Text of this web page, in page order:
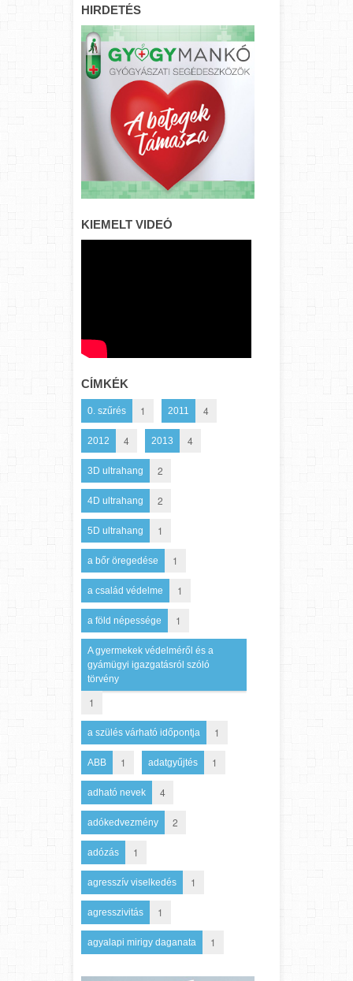
HIRDETÉS
KIEMELT VIDEÓ
CÍMKÉK
0. szűrés 1 2011 4
2012 4 2013 4
3D ultrahang 2
4D ultrahang 2
5D ultrahang 1
a bőr öregedése 1
a család védelme 1
a föld népessége 1
A gyermekek védelméről és a
gyámügyi igazgatásról szóló
törvény
1
a szülés várható időpontja 1
ABB 1 adatgyűjtés 1
adható nevek 4
adókedvezmény 2
adózás 1
agresszív viselkedés 1
agresszivitás 1
agyalapi mirigy daganata 1